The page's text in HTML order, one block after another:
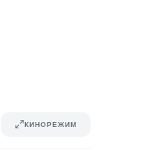
КИНОРЕЖИМ